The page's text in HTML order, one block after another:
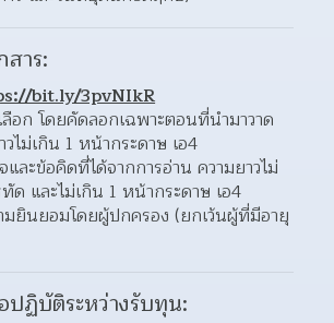
สาร:
bit.ly/3pvNIkR
อก โดยคัดลอกเฉพาะตอนที่นำมาวาด
ไม่เกิน 1 หน้ากระดาษ เอ4
และข้อคิดที่ได้จากการอ่าน ความยาวไม่
ด และไม่เกิน 1 หน้ากระดาษ เอ4
ยินยอมโดยผู้ปกครอง (ยกเว้นผู้ที่มีอายุ
ปฏิบัติระหว่างรับทุน: